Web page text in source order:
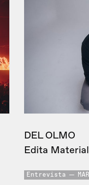
DEL OLMO
Edita
Entrevista